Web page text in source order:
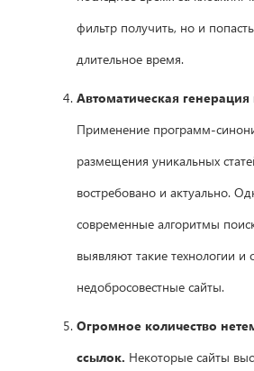
фильтр получить, но и
длительное время.
Автоматическая генерация
Применение программ-
размещения уникальных
востребовано и актуально.
современные алгоритмы
выявляют такие технологии
недобросовестные сайты.
Огромное количество
ссылок. Некоторые сайты